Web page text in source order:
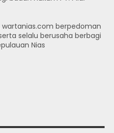
berpedoman
selalu berusaha berbagi
Nias